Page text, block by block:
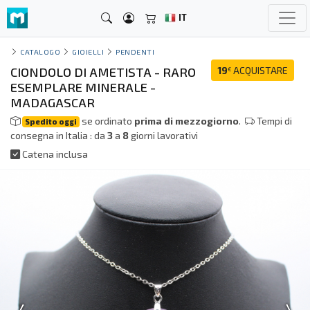
IT
CATALOGO GIOIELLI PENDENTI
19€ ACQUISTARE
CIONDOLO DI AMETISTA - RARO
ESEMPLARE MINERALE -
MADAGASCAR
Spedito oggi se ordinato prima di mezzogiorno.
Tempi di
consegna in Italia : da 3a 8giorni lavorativi
Catena inclusa